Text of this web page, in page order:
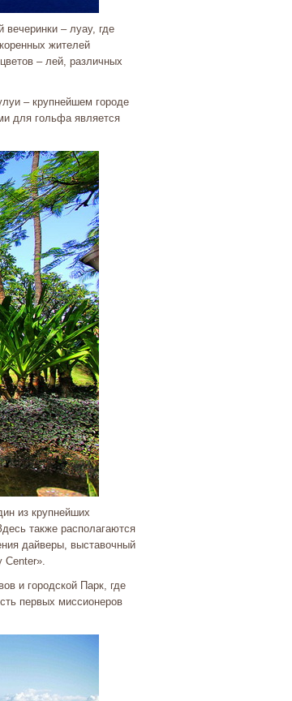
– луау, где
жителей
– лей, различных
– крупнейшем городе
для гольфа является
из крупнейших
также располагаются
дайверы, выставочный
Center».
и городской Парк, где
первых миссионеров